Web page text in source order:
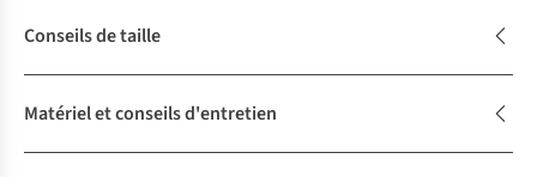
Conseils de taille
Matériel et conseils d'entretien